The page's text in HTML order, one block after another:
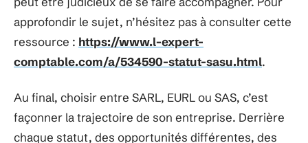
approfondir le sujet, n’hésitez pas à consulter cette
ressource : https://www.l-expert-
comptable.com/a/534590-statut-sasu.html.
Au final, choisir entre SARL, EURL ou SAS, c’est
façonner la trajectoire de son entreprise. Derrière
chaque statut, des opportunités différentes, des